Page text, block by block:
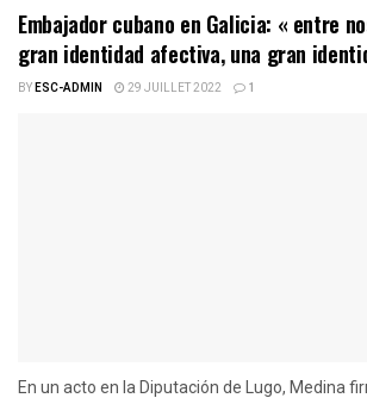
Embajador cubano en Galicia: « entre
gran identidad afectiva, una gran
BYESC-ADMIN 29 JUILLET 2022 1
En un acto en la Diputación de Lugo, Medina